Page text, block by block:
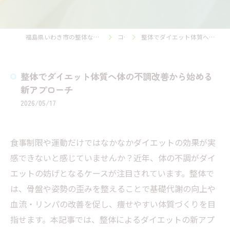
福島県いわき市の整体ならいわき心身ケアサービス こびらき コラム 整体でダイエット体質へ体の不調改善から始める新アプローチ
整体でダイエット体質へ体の不調改善から始める
新アプローチ
2026/05/17
食事制限や運動だけではなかなかダイエットの効果が実
感できないと感じていませんか？近年、体の不調がダイ
エットの妨げとなるケースが注目されています。整体で
は、骨盤や姿勢の歪みを整えることで基礎代謝の向上や
血流・リンパの改善を促し、痩せやすい体質づくりを目
指せます。本記事では、整体によるダイエットの新アプ